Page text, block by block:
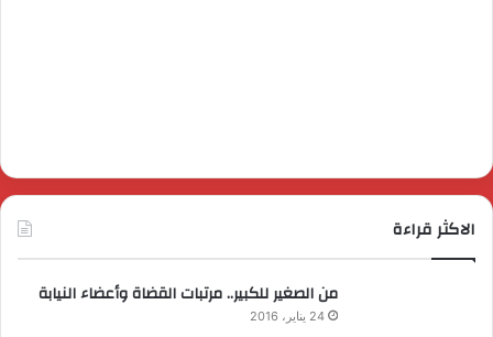
الاكثر قراءة
من الصغير للكبير.. مرتبات القضاة وأعضاء النيابة
24 يناير، 2016